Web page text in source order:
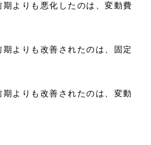
よりも悪化したのは、変動費
よりも改善されたのは、固定
よりも改善されたのは、変動